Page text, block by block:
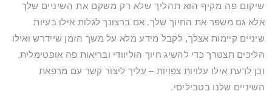
שיקום פה מקיף הוא תהליך שלא רק משקם את השיניים שלך
אלא גם משפר את החיוך שלך. אם ברצונך לגלות אילו בעיות
שיניים קיימות אצלך, לקבל מידע מלא על משך הזמן שיידרש ואילו
הליכים תצטרך כדי להשיג חיוך הוליוודי ובריאות פה אופטימלית,
וכן לדעת אילו עלויות צפויות – עליך ליצור קשר עם מרפאת
השיניים שלנו בטביליסי.